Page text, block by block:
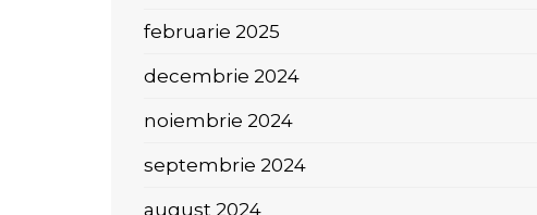
februarie 2025
decembrie 2024
noiembrie 2024
septembrie 2024
august 2024